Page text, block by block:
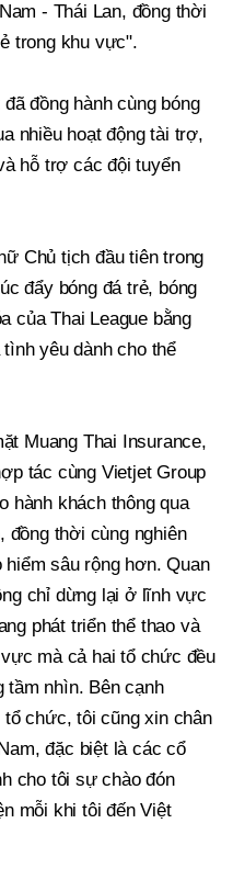
- Thái Lan, đồng thời
trong khu vực".
đồng hành cùng bóng
nhiều hoạt động tài trợ,
hỗ trợ các đội tuyển
Chủ tịch đầu tiên trong
đẩy bóng đá trẻ, bóng
của Thai League bằng
yêu dành cho thể
Muang Thai Insurance,
tác cùng Vietjet Group
hành khách thông qua
đồng thời cùng nghiên
sâu rộng hơn. Quan
chỉ dừng lại ở lĩnh vực
phát triển thể thao và
mà cả hai tổ chức đều
tầm nhìn. Bên cạnh
chức, tôi cũng xin chân
đặc biệt là các cổ
cho tôi sự chào đón
mỗi khi tôi đến Việt